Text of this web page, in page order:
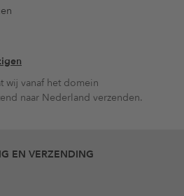
wij vanaf het domein
naar Nederland verzenden.
EN VERZENDING